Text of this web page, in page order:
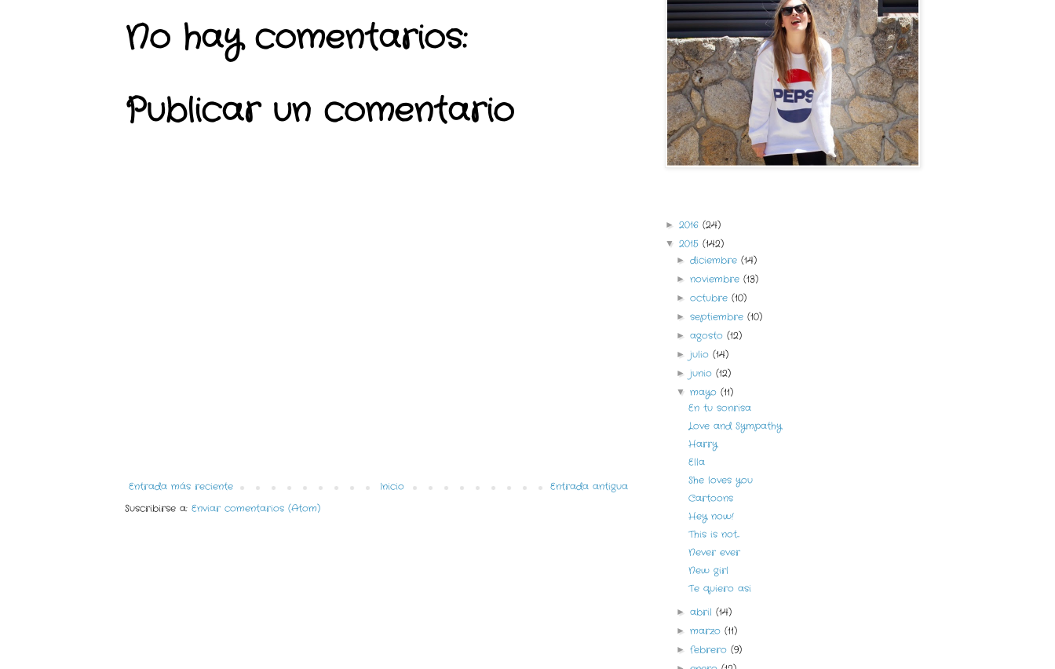
No hay comentarios:
Publicar un comentario
Entrada más reciente Entrada antigua
Inicio
Suscribirse a: Enviar comentarios (Atom)
► 2016 (24)
▼ 2015 (142)
►diciembre(14)
►noviembre(13)
►octubre(10)
►septiembre(10)
►agosto(12)
►julio(14)
►junio(12)
▼mayo(11)
En tu sonrisa
Love and Sympathy
Harry
Ella
She loves you
Cartoons
Hey now!
This is not...
Never ever
New girl
Te quiero asi
►abril(14)
►marzo(11)
►febrero(9)